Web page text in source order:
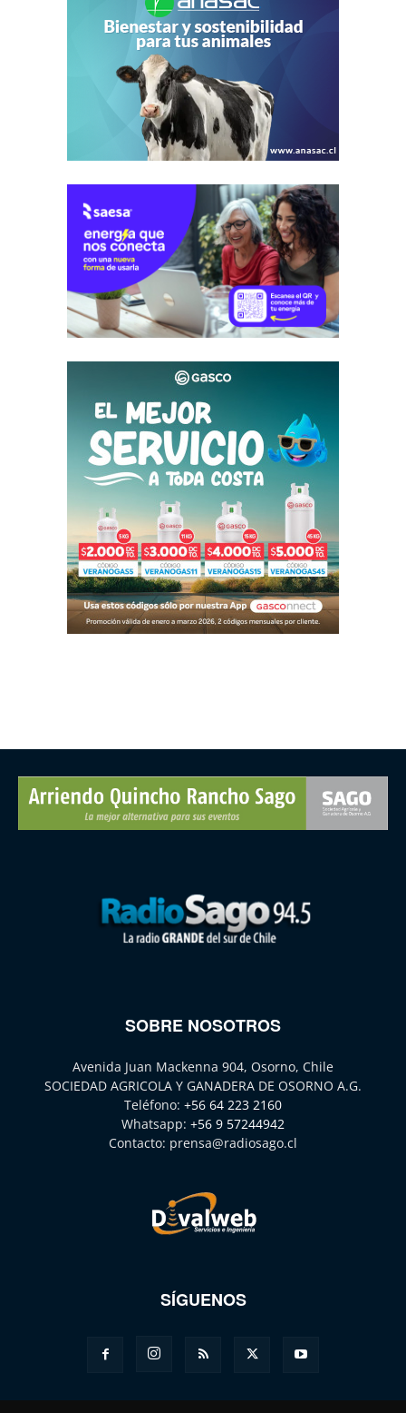
SOBRE NOSOTROS
Avenida Juan Mackenna 904, Osorno, Chile
SOCIEDAD AGRICOLA Y GANADERA DE OSORNO A.G.
Teléfono: +56 64 223 2160
Whatsapp: +56 9 57244942
Contacto: prensa@radiosago.cl
SÍGUENOS